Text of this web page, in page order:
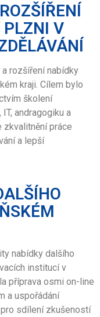
PLZNI V
rozšíření nabídky
kraji. Cílem bylo
školení
andragogiku a
práce
a lepší
nabídky dalšího
institucí v
příprava osmi on-line
a uspořádání
sdílení zkušeností